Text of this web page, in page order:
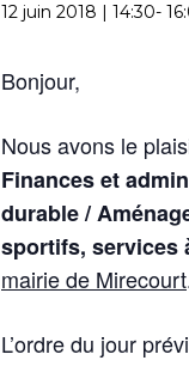
12 juin 2018 | 14:30-
Bonjour,
Nous avons le
Finances et
durable /
sportifs, services
mairie de Mirecourt
L’ordre du jour